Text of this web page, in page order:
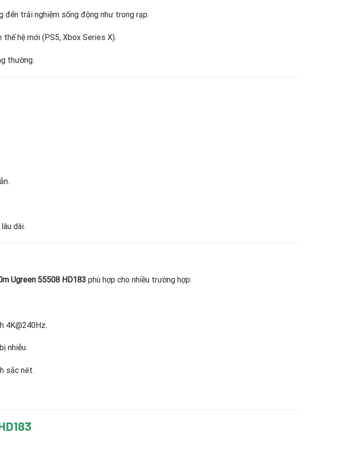
đến trải nghiệm sống động như trong rạp.
hệ mới (PS5, Xbox Series X).
thường.
dài.
Ugreen 55508 HD183 phù hợp cho nhiều trường hợp:
4K@240Hz.
nhiễu.
sắc nét.